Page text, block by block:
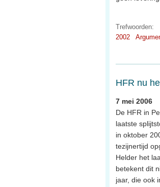
Trefwoorden:
2002
HFR nu
7 mei 2006
De HFR in
laatste
in oktober
tezijnertijd
Helder het
betekent dit
jaar, die ook